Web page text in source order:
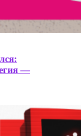
—